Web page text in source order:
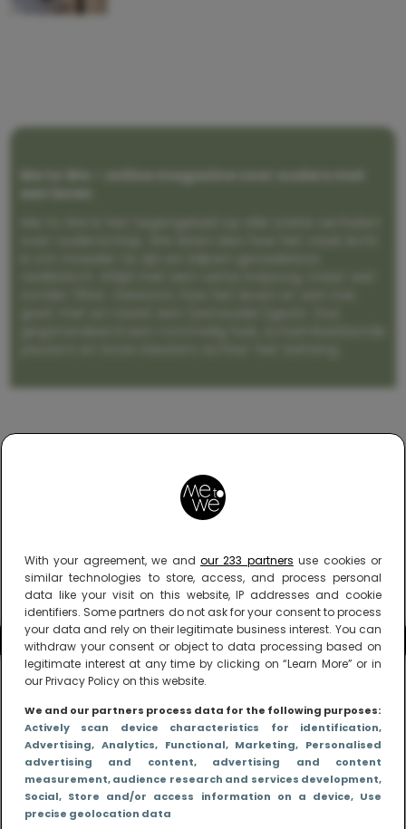
With your agreement, we and our 233 partners use cookies or
similar technologies to store, access, and process personal
data like your visit on this website, IP addresses and cookie
identifiers. Some partners do not ask for your consent to process
your data and rely on their legitimate business interest. You can
withdraw your consent or object to data processing based on
legitimate interest at any time by clicking on “Learn More” or in
our Privacy Policy on this website.
We and our partners process data for the following purposes:
Actively scan device characteristics for identification,
Advertising, Analytics, Functional, Marketing, Personalised
advertising and content, advertising and content
measurement, audience research and services development,
Social, Store and/or access information on a device, Use
precise geolocation data
Me to We – online magazine voor ouders met